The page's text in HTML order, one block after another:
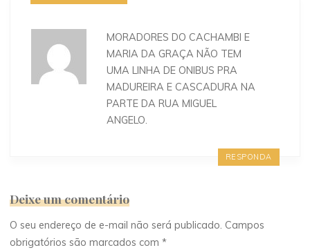
MORADORES DO CACHAMBI E
MARIA DA GRAÇA NÃO TEM
UMA LINHA DE ONIBUS PRA
MADUREIRA E CASCADURA NA
PARTE DA RUA MIGUEL
ANGELO.
RESPONDA
Deixe um comentário
O seu endereço de e-mail não será publicado. Campos
obrigatórios são marcados com*